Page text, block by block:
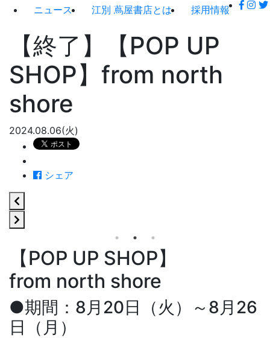
ニュース 江別 蔦屋書店とは 採用情報
【終了】【POP UP
SHOP】from north
shore
2024.08.06(火)
シェア
【POP UP SHOP】
from north shore
●期間：8月20日（火）～8月26
日（月）